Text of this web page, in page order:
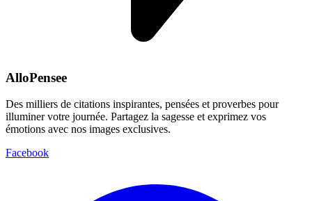
AlloPensee
Des milliers de citations inspirantes, pensées et proverbes pour
illuminer votre journée. Partagez la sagesse et exprimez vos
émotions avec nos images exclusives.
Facebook